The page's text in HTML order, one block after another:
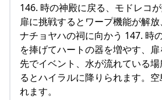
146. 時の神殿に戻る、モドレコ
扉に挑戦するとワープ機能が解
ナチョヤハの祠に向かう 147. 時
を捧げてハートの器を増やす、
先でイベント、水が流れている
るとハイラルに降りられます。
れます。